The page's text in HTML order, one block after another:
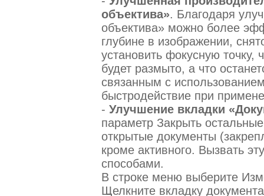
объектива». Благодаря
объектива» можно более
глубине в изображении,
установить фокусную точку,
будет размыто, а что
связанным с
быстродействие при
- Улучшение вкладки
параметр Закрыть
открытые документы
кроме активного. Вызвать
способами.
В строке меню выберите
Щелкните вкладку